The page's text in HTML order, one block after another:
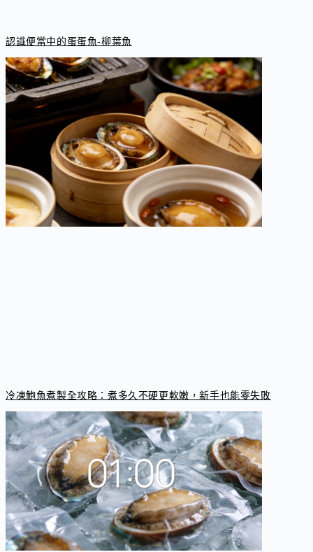
認識便當中的蛋蛋魚-柳葉魚
冷凍鮑魚煮製全攻略：煮多久不硬更軟嫩，新手也能零失敗